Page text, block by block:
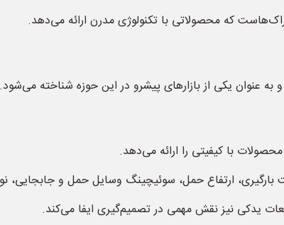
که محصولاتی با تکنولوژی مدرن ارائه می‌دهد.
عنوان یکی از بازارهای پیشرو در این حوزه شناخته می‌شود.
با کیفیتی را ارائه می‌دهد.
ارتفاع حمل، سوئیچینگ وسایل حمل و جابجایی،
یدکی نیز نقش مهمی در تصمیم‌گیری ایفا می‌کند.